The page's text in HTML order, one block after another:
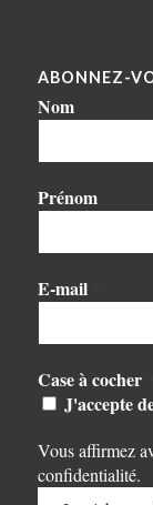
ABONNEZ-
Nom
Prénom
E-mail
Case à cocher
J'accepte
Vous affirmez
confidentialité.